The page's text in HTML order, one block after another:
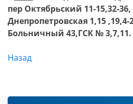
пер Октябрьский 11-15,32-36,
Днепропетровская 1,15 ,19,4-
Больничный 43,ГСК № 3,7,11.
Назад